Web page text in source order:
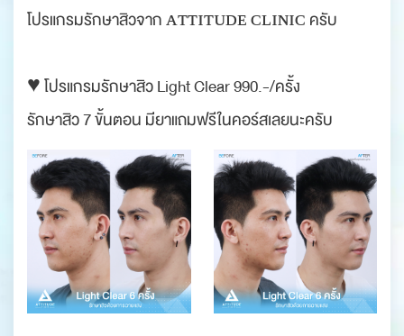
โปรแกรมรักษาสิวจาก ᴀᴛᴛɪᴛᴜᴅᴇ ᴄʟɪɴɪᴄ ครับ
♥️ โปรแกรมรักษาสิว Light Clear 990.-/ครั้ง
รักษาสิว 7 ขั้นตอน มียาแถมฟรีในคอร์สเลยนะครับ